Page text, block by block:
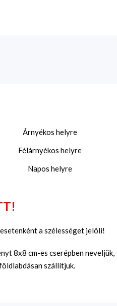
Árnyékos helyre
Félárnyékos helyre
Napos helyre
a szélességet jelöli!
8x8 cm-es cserépben neveljük,
szállítjuk.